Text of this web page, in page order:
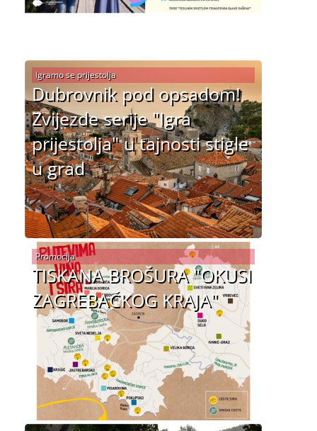
Dubrovnik pod opsadom!
Zvijezde serije "Igra
prijestolja" u tajnosti stigle
u grad
Igramo se prijestolja
TISKANA BROŠURA "OKUSI
ZAGREBAČKOG KRAJA"
Promocija